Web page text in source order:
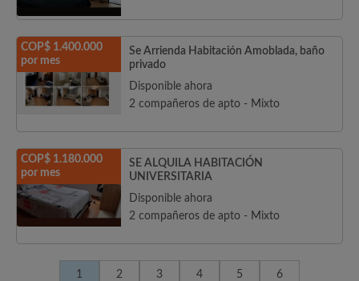
COP$ 1.400.000
por mes
Se Arrienda Habitación Amoblada, baño
privado
Disponible ahora
2 compañeros de apto - Mixto
COP$ 1.180.000
por mes
SE ALQUILA HABITACIÓN
UNIVERSITARIA
Disponible ahora
2 compañeros de apto - Mixto
1 2 3 4 5 6